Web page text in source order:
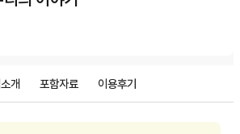
개 포함자료 이용후기